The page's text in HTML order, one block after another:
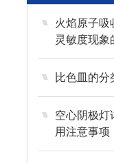
火焰原子吸
灵敏度现象
的对策
比色皿的分
空心阴极灯
用注意事项